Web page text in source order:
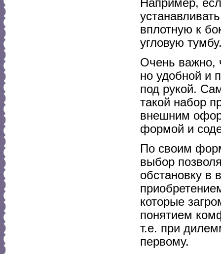
Например,
вплотную к
угловую
Очень важно,
но удобной и
под рукой.
такой набор
внешним
формой и
По своим
выбор
обстановку в
которые
понятием
т.е. при
первому.